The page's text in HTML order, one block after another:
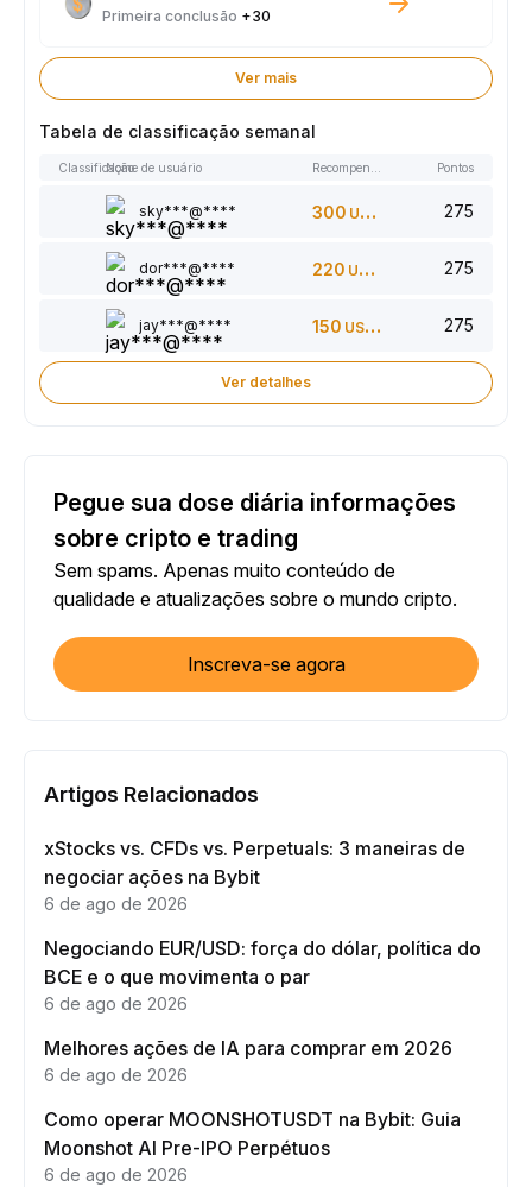
Primeira conclusão +30
Ver mais
Tabela de classificação semanal
ClassificaçãoNome de usuário Pontos
sky***@**** 300 USDT 275
dor***@**** 220 USDT 275
jay***@**** 150 USDT 275
Ver detalhes
Pegue sua dose diária informações
sobre cripto e trading
Sem spams. Apenas muito conteúdo de
qualidade e atualizações sobre o mundo cripto.
Inscreva-se agora
Artigos Relacionados
xStocks vs. CFDs vs. Perpetuals: 3 maneiras de
negociar ações na Bybit
6 de ago de 2026
Negociando EUR/USD: força do dólar, política do
BCE e o que movimenta o par
6 de ago de 2026
Melhores ações de IA para comprar em 2026
6 de ago de 2026
Como operar MOONSHOTUSDT na Bybit: Guia
Moonshot AI Pre-IPO Perpétuos
6 de ago de 2026